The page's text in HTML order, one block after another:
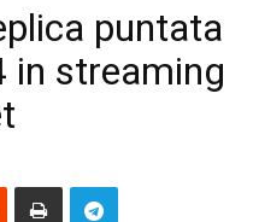
puntata
in streaming